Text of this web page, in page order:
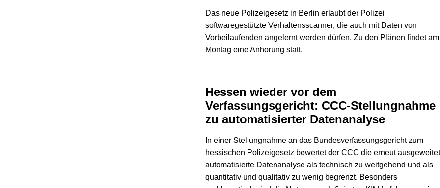
Das neue Polizeigesetz in Berlin erlaubt der Polizei
softwaregestützte Verhaltensscanner, die auch mit Daten von
Vorbeilaufenden angelernt werden dürfen. Zu den Plänen findet am
Montag eine Anhörung statt.
Hessen wieder vor dem
Verfassungsgericht: CCC-Stellungnahme
zu automatisierter Datenanalyse
In einer Stellungnahme an das Bundesverfassungsgericht zum
hessischen Polizeigesetz bewertet der CCC die erneut
automatisierte Datenanalyse als technisch zu weitgehend und als
quantitativ und qualitativ zu wenig begrenzt. Besonders